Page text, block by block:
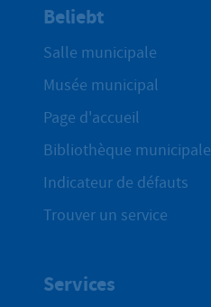
Beliebt
Salle municipale
Musée municipal
Page d'accueil
Bibliothèque municipale
Indicateur de défauts
Trouver un service
Services